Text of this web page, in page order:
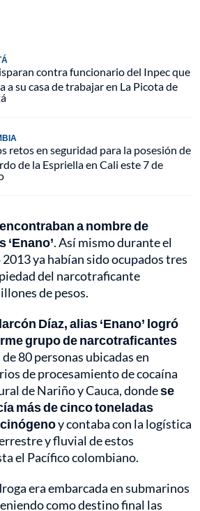
contra funcionario del Inpec que
a su casa de trabajar en La Picota de
retos en seguridad para la posesión de
de la Espriella en Cali este 7 de
a nombre de
. Así mismo durante el
ya habían sido ocupados tres
del narcotraficante
de pesos.
Díaz, alias ‘Enano’ logró
grupo de narcotraficantes
80 personas ubicadas en
de procesamiento de cocaína
de Nariño y Cauca, dondese
más de cinco toneladas
y contaba con la logística
y fluvial de estos
el Pacífico colombiano.
era embarcada en submarinos
como destino final las